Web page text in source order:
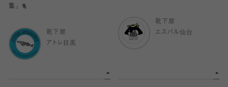
集』🐈
靴下屋
アトレ目黒
靴下屋
エスパル仙台